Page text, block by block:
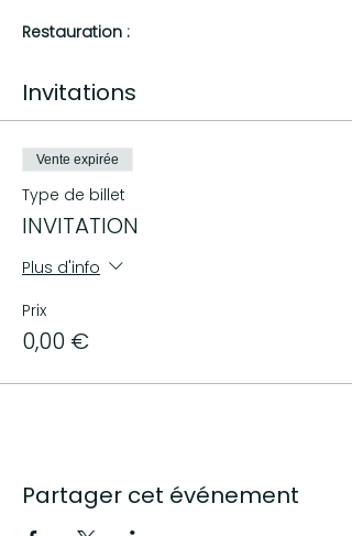
Restauration :
visiteurs comme aux exposants une
pause gourmande.
sera mis en ligne quelques jours avant
Invitations
Vente expirée
Type de billet
INVITATION
Plus d'info
Prix
0,00 €
Partager cet événement